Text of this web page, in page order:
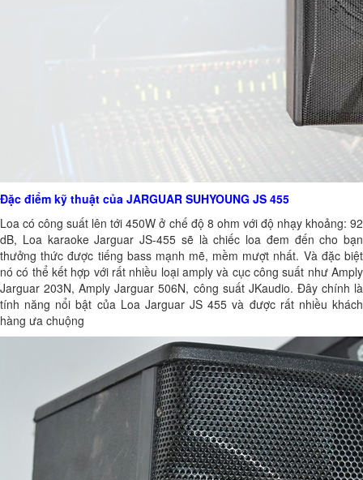
Đặc điểm kỹ thuật của JARGUAR SUHYOUNG JS 455
Loa có công suất lên tới 450W ở chế độ 8 ohm với độ nhạy khoảng: 92
dB, Loa karaoke Jarguar JS-455 sẽ là chiếc loa đem đến cho bạn
thưởng thức được tiếng bass mạnh mẽ, mềm mượt nhất. Và đặc biệt
nó có thể kết hợp với rất nhiều loại amply và cục công suất như Amply
Jarguar 203N, Amply Jarguar 506N, công suất JKaudio. Đây chính là
tính năng nổi bật của Loa Jarguar JS 455 và được rất nhiều khách
hàng ưa chuộng